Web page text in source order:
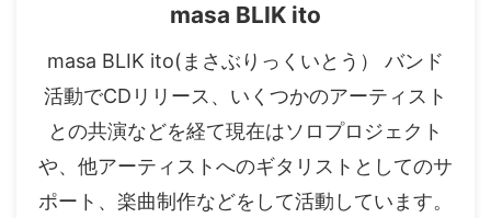
masa BLIK ito
masa BLIK ito(まさぶりっくいとう） バンド
活動でCDリリース、いくつかのアーティスト
との共演などを経て現在はソロプロジェクト
や、他アーティストへのギタリストとしてのサ
ポート、楽曲制作などをして活動しています。